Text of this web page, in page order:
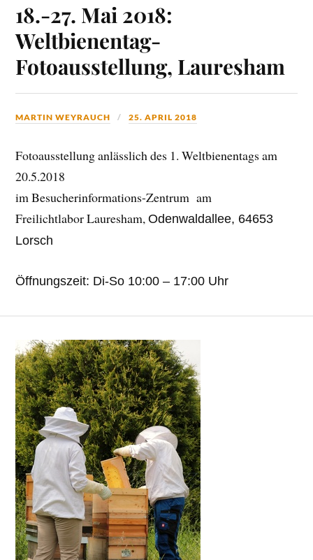
18.-27. Mai 2018:
Weltbienentag-
Fotoausstellung, Lauresham
MARTIN WEYRAUCH 25. APRIL 2018
Fotoausstellung anlässlich des 1. Weltbienentags am
20.5.2018
im Besucherinformations-Zentrum am
Freilichtlabor Lauresham,Odenwaldallee, 64653
Lorsch
Öffnungszeit: Di-So 10:00 – 17:00 Uhr